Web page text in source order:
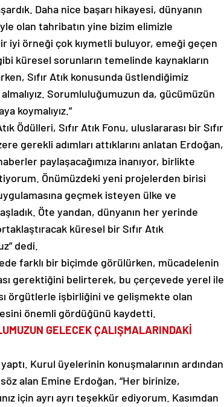
Daha nice başarı hikayesi, dünyanın
olan tahribatın yine bizim elimizle
iyi örneği çok kıymetli buluyor, emeği geçen
küresel sorunların temelinde kaynakların
Sıfır Atık konusunda üstlendiğimiz
Sorumluluğumuzun da, gücümüzün
koymalıyız.”
Ödülleri, Sıfır Atık Fonu, uluslararası bir Sıfır
gerekli adımları attıklarını anlatan Erdoğan,
paylaşacağımıza inanıyor, birlikte
Önümüzdeki yeni projelerden birisi
geçmek isteyen ülke ve
Öte yandan, dünyanın her yerinde
küresel bir Sıfır Atık
dedi.
farklı bir biçimde görülürken, mücadelenin
gerektiğini belirterek, bu çerçevede yerel ile
örgütlerle işbirliğini ve gelişmekte olan
önemli gördüğünü kaydetti.
GELECEK ÇALIŞMALARINDAKİ
Kurul üyelerinin konuşmalarının ardından
alan Emine Erdoğan, “Her birinize,
için ayrı ayrı teşekkür ediyorum. Kasımdan